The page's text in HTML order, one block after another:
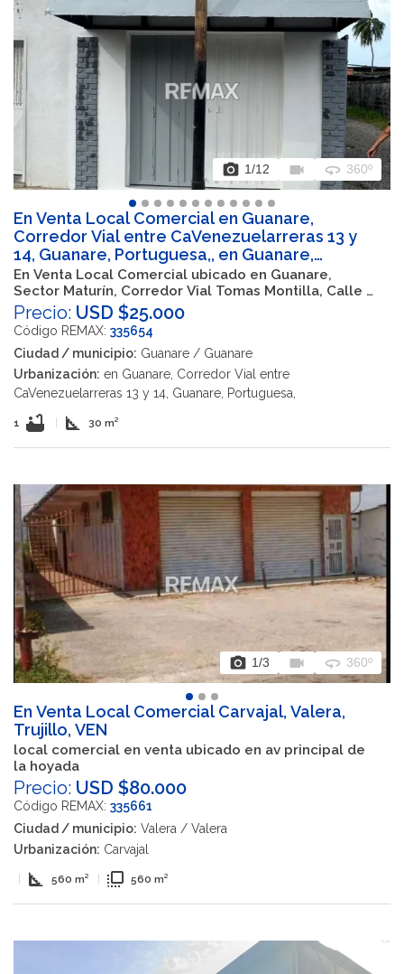
photo_camera 1/12 videocam 360 360º
En Venta Local Comercial en Guanare,
Corredor Vial entre CaVenezuelarreras 13 y
14, Guanare, Portuguesa,, en Guanare,
Corredor Vial entre Carreras 13 y 14, Guanare,
Portuguesa, Venezuela, Guanare,
Portuguesa, VEN
En Venta Local Comercial ubicado en Guanare,
Sector Maturín, Corredor Vial Tomas Montilla, Calle 7
entre Carreras 13 y 14, Guanare, Portuguesa,
Venezuela
Precio: USD $25.000
Código REMAX: 335654
Ciudad / municipio: Guanare / Guanare
Urbanización: en Guanare, Corredor Vial entre
CaVenezuelarreras 13 y 14, Guanare, Portuguesa,
1 bathtub square_foot 30 m²
photo_camera 1/3 videocam 360 360º
En Venta Local Comercial Carvajal, Valera,
Trujillo, VEN
local comercial en venta ubicado en av principal de
la hoyada
Precio: USD $80.000
Código REMAX: 335661
Ciudad / municipio: Valera / Valera
Urbanización: Carvajal
square_foot 560 m² flip_to_front 560 m²